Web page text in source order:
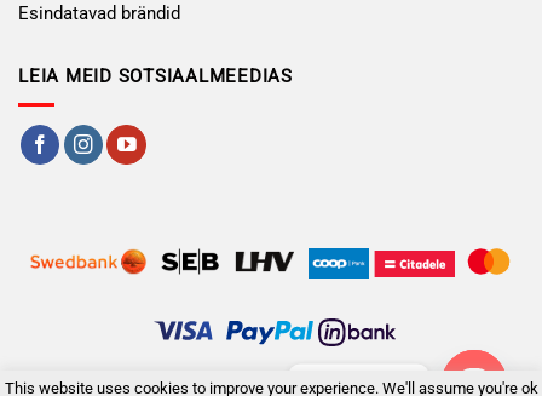
Esindatavad brändid
LEIA MEID SOTSIAALMEEDIAS
SKYSTYLE OÜ Narva mnt 38, 41536, Jõhvi, Eesti
This website uses cookies to improve your experience. We'll assume you're ok
Contact us